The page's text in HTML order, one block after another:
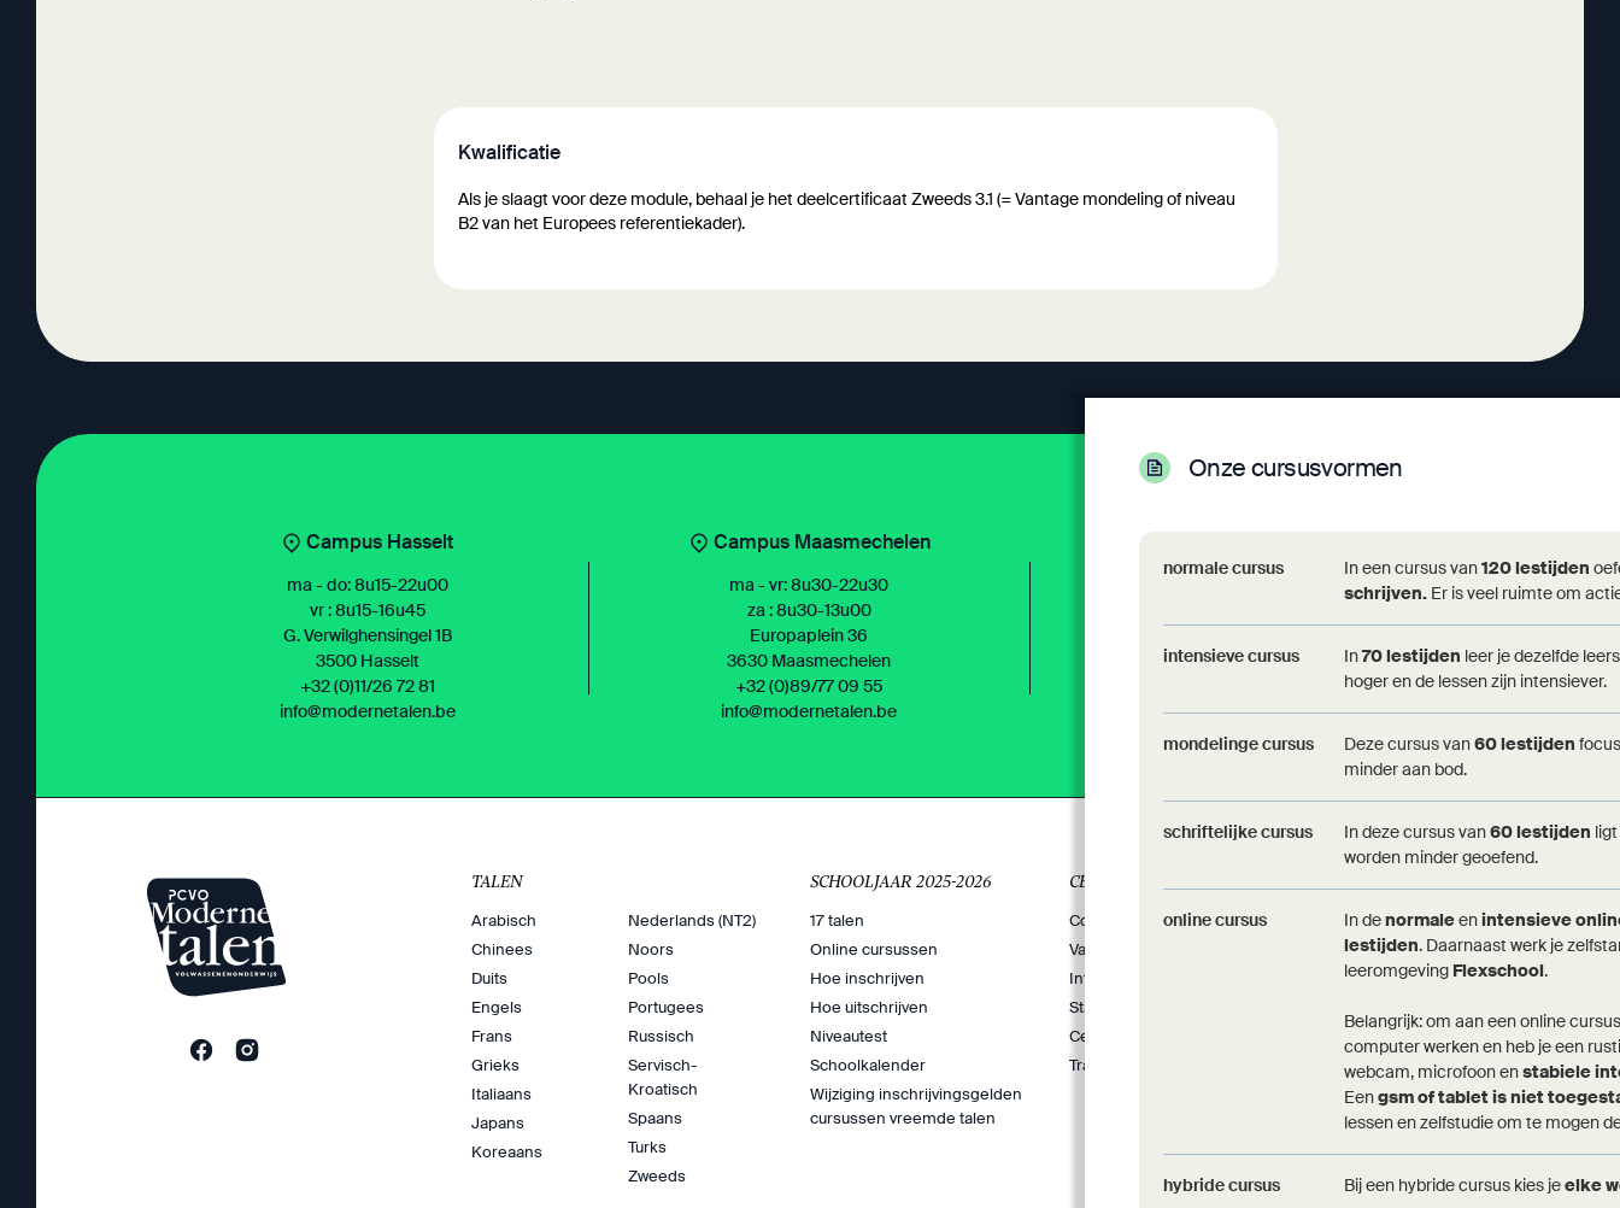
Kwalificatie
Als je slaagt voor deze module, behaal je het deelcertificaat Zweeds 3.1 (= Vantage mondeling of niveau
B2 van het Europees referentiekader).
Onze cursusvormen
normale cursus In een cursus van120 lestijden
schrijven. Er is veel ruimte om
intensieve cursus In70 lestijden leer je dezelfde
hoger en de lessen zijn intensiever.
mondelinge cursus Deze cursus van60 lestijden
minder aan bod.
schriftelijke cursus In deze cursus van60 lestijden
worden minder geoefend.
online cursus In denormaleenintensieve
lestijden. Daarnaast werk je
leeromgeving Flexschool.
Belangrijk: om aan een online
computer werken en heb je een
webcam, microfoon enstabiele
Eengsm of tablet is niet
lessen en zelfstudie om te mogen
hybride cursus Bij een hybride cursus kies jeelke
Campus Hasselt
ma - do: 8u15-22u00
vr : 8u15-16u45
G. Verwilghensingel 1B
3500 Hasselt
+32 (0)11/26 72 81
info@modernetalen.be
Campus Maasmechelen
ma - vr: 8u30-22u30
za : 8u30-13u00
Europaplein 36
3630 Maasmechelen
+32 (0)89/77 09 55
info@modernetalen.be
+32(0)43/81 91 02
TALEN
Arabisch
Chinees
Duits
Engels
Frans
Grieks
Italiaans
Japans
Koreaans
Nederlands (NT2)
Noors
Pools
Portugees
Russisch
Servisch-
Kroatisch
Spaans
Turks
Zweeds
SCHOOLJAAR 2025-2026
17 talen
Online cursussen
Hoe inschrijven
Hoe uitschrijven
Niveautest
Schoolkalender
Wijziging inschrijvingsgelden
cursussen vreemde talen
CENTRUM
Contacteer ons
Vacatures
Internationalisering
Stageaanvraag
Centrumreglement
Trajectschema's
Online leerplatform
Oefenwebsite NT2